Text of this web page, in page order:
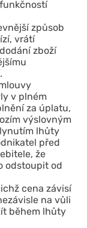
způsob
vrátí
zboží
v plném
za úplatu,
výslovným
lhůty
před
že
odstoupit od
cena závisí
na vůli
během lhůty